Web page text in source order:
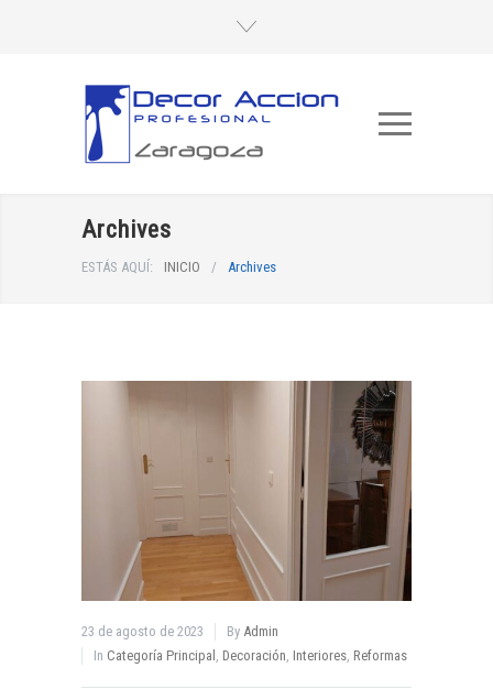
Archives
ESTÁS AQUÍ: INICIO / Archives
23 de agosto de 2023 By Admin
In Categoría Principal , Decoración, Interiores, Reformas